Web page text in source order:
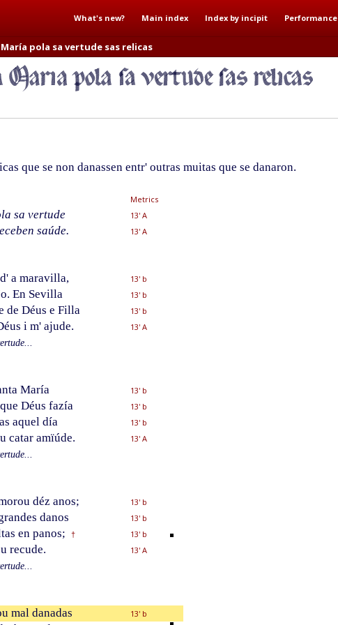
What's new? Main index Index by incipit Performance
pola sa vertude sas relicas
que se non danassen entr' outras muitas que se danaron.
Metrics
sa vertude
13' A
saúde. 13' A
a maravilla,
13' b
En Sevilla
13' b
de Déus e Filla
13' b
i m' ajude.
13' A
María
13' b
Déus fazía
13' b
aquel día
13' b
catar amïúde.
13' A
déz anos;
13' b
danos
13' b
en panos; †
13' b
recude.
13' A
mal danadas
13' b